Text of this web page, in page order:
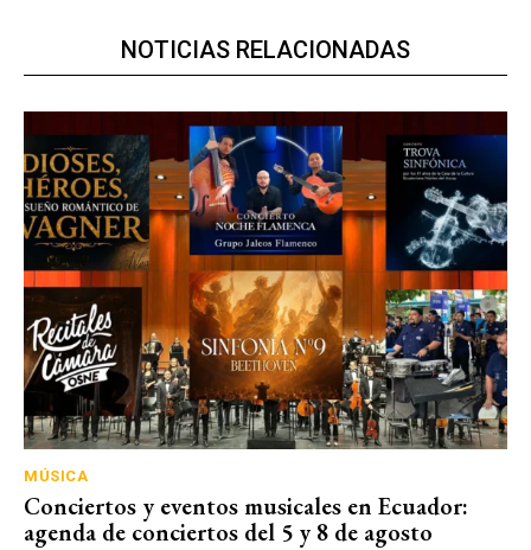
NOTICIAS RELACIONADAS
MÚSICA
Conciertos y eventos musicales en Ecuador:
agenda de conciertos del 5 y 8 de agosto